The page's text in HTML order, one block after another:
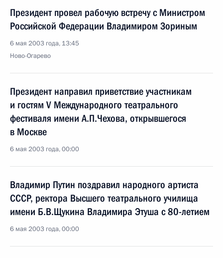
Президент провел рабочую встречу с Министром
Российской Федерации Владимиром Зориным
6 мая 2003 года, 13:45
Ново-Огарево
Президент направил приветствие участникам
и гостям V Международного театрального
фестиваля имени А.П.Чехова, открывшегося
в Москве
6 мая 2003 года, 00:00
Владимир Путин поздравил народного артиста
СССР, ректора Высшего театрального училища
имени Б.В.Щукина Владимира Этуша с 80-летием
6 мая 2003 года, 00:00